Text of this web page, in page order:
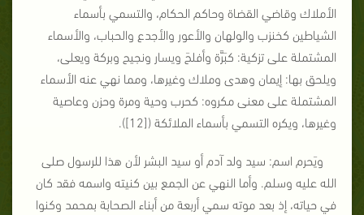
الأملاك وقاضي القضاة وحاكم الحكام، والتسمي بأسماء
الشياطين كخنزب والولهان والأعور والأجدع والحباب، والأسماء
المشتملة على تزكية: كبَرَّة وأفلحَ ويسار ونجيح وبركة ويعلى،
ويلحق بها: إيمان وهدى وملاك وغيرها، ومما نهي عنه الأسماء
المشتملة على معنى مكروه: كحرب وحية ومرة وحزن وعاصية
وغيرها، ويكره التسمي بأسماء الملائكة ([12]).
ويَحرم اسم: سيد ولد آدم أو سيد البشر لأن هذا للرسول صلى
الله عليه وسلم. وأما النهي عن الجمع بين كنيته واسمه فقد كان
في حياته، إذ بعد موته سمي أربعة من أبناء الصحابة بمحمد وكنوا